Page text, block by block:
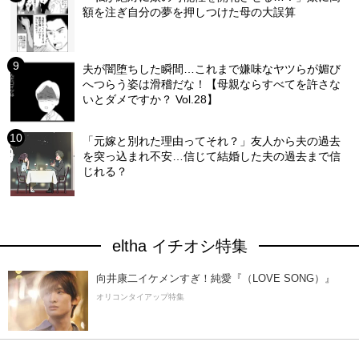
額を注ぎ自分の夢を押しつけた母の大誤算
夫が闇堕ちした瞬間…これまで嫌味なヤツらが媚び
へつらう姿は滑稽だな！【母親ならすべてを許さな
いとダメですか？ Vol.28】
「元嫁と別れた理由ってそれ？」友人から夫の過去
を突っ込まれ不安…信じて結婚した夫の過去まで信
じれる？
eltha イチオシ特集
向井康二イケメンすぎ！純愛『（LOVE SONG）』
オリコンタイアップ特集